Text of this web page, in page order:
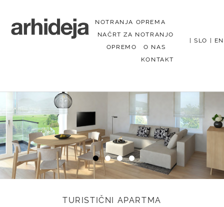
NOTRANJA OPREMA
NAČRT ZA NOTRANJO
OPREMOO NAS
KONTAKT
|SLO EN
TURISTIČNI APARTMA